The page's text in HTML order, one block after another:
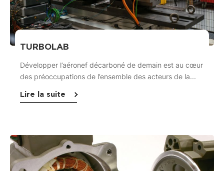
TURBOLAB
Développer l’aéronef décarboné de demain est au cœur
des préoccupations de l’ensemble des acteurs de la...
Lire la suite